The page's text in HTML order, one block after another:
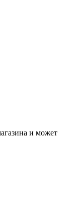
и может